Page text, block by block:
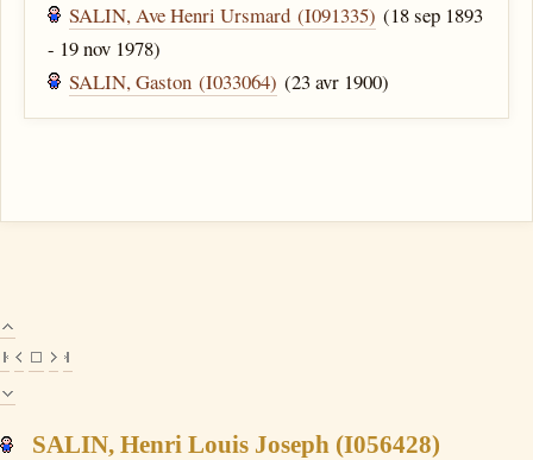
SALIN, Ave Henri Ursmard (I091335) (18 sep 1893
- 19 nov 1978)
SALIN, Gaston (I033064) (23 avr 1900)
SALIN, Henri Louis Joseph (I056428)